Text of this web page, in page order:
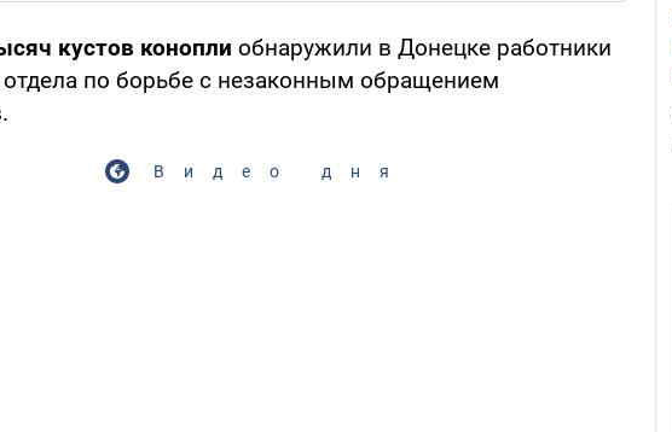
кустов конопли обнаружили в Донецке работники
отдела по борьбе с незаконным обращением
Видео дня